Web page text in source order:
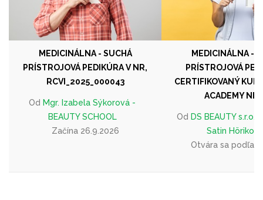
MEDICINÁLNA - SUCHÁ
PRÍSTROJOVÁ PEDIKÚRA V NR,
RCVI_2025_000043
Od Mgr. Izabela Sýkorová -
BEAUTY SCHOOL
Začína 26.9.2026
MEDICINÁLNA -
PRÍSTROJOVÁ
CERTIFIKOVANÝ
ACADEMY
Od DS BEAUTY s.r.o.
Satin Höriková
Otvára sa podľa